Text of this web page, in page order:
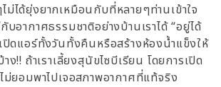
ม่ได้ยุ่งยากเหมือนกับที่หลายๆท่านเข้าใจ
บอากาศธรรมชาติอย่างบ้านเราได้ “อยู่ได้
ปิดแอร์ทั้งวันทั้งคืนหรือสร้างห้องน้ำแข็งให้
!! ถ้าเราเลี้ยงสุนัขไซบีเรียน โดยการเปิด
ม่ยอมพาไปเจอสภาพอากาศที่แท้จริง